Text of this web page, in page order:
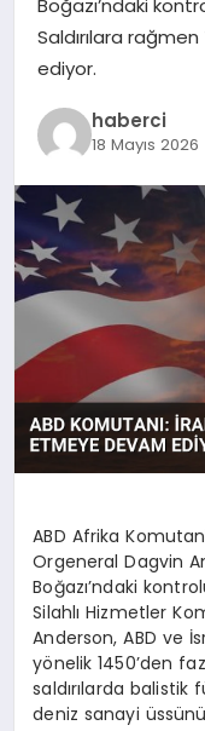
SIYASET
SPOR
YAŞAM
Boğazı’ndaki
Saldırılara
ediyor.
haberci
18 Mayıs 2026
ABD Afrika
Orgeneral Dagvin
Boğazı’ndaki
Silahlı Hizmetler
Anderson, ABD ve
yönelik 1450’den
saldırılarda balistik
deniz sanayi